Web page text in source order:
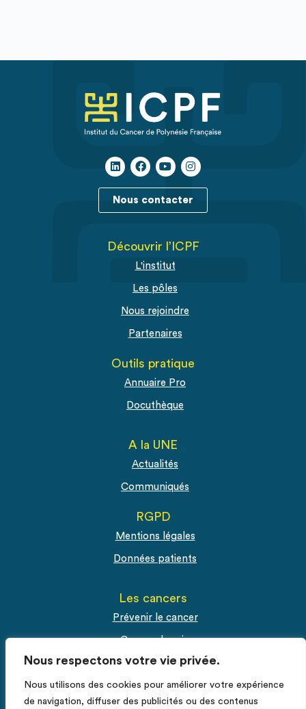
Nous respectons votre vie privée.
Nous utilisons des cookies pour améliorer votre expérience
de navigation, diffuser des publicités ou des contenus
Nous contacter
Découvrir l’ICPF
L'institut
Les pôles
Nous rejoindre
Partenaires
Outils pratique
Annuaire Pro
Docuthèque
A la UNE
Actualités
Communiqués
RGPD
Mentions légales
Données patients
Les cancers
Prévenir le cancer
Cancer du sein
Cancer du col de l'utérus
Cancer de la prostate